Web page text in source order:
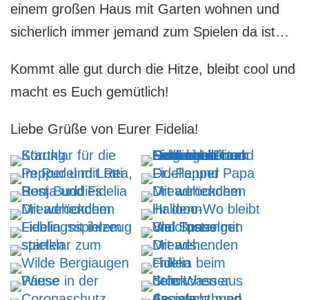
einem großen Haus mit Garten wohnen und
sicherlich immer jemand zum Spielen da ist…
Kommt alle gut durch die Hitze, bleibt cool und
macht es Euch gemütlich!
Liebe Grüße von Eurer Fidelia!